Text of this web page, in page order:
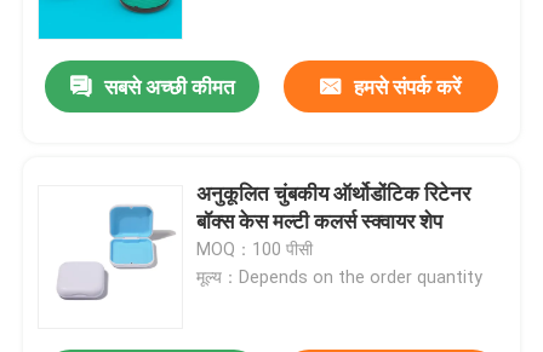
सबसे अच्छी कीमत हमसे संपर्क करें
अनुकूलित चुंबकीय ऑर्थोडोंटिक रिटेनर
बॉक्स केस मल्टी कलर्स स्क्वायर शेप
MOQ：100 पीसी
मूल्य：Depends on the order quantity